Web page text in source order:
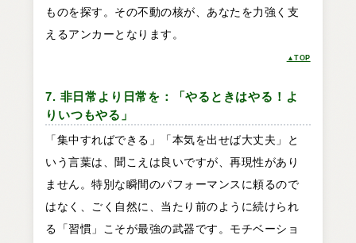
ものを探す。その不動の核が、あなたを力強く支
えるアンカーとなります。
▲TOP
7. 非日常より日常を：「やるときはやる！よ
りいつもやる」
「集中すればできる」「本気を出せば大丈夫」と
いう言葉は、聞こえは良いですが、再現性があり
ません。特別な瞬間のパフォーマンスに頼るので
はなく、ごく自然に、当たり前のように続けられ
る「習慣」こそが最強の武器です。モチベーショ